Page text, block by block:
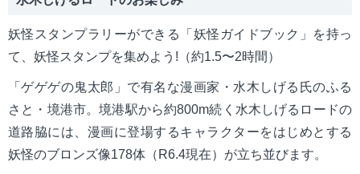
妖怪スタンプラリーができる「妖怪ガイドブック」を持っ
て、妖怪スタンプを集めよう!（約1.5〜2時間）
「ゲゲゲの鬼太郎」で有名な漫画家・水木しげる氏のふる
さと・境港市。境港駅から約800m続く水木しげるロードの
道路脇には、漫画に登場するキャラクターをはじめとする
妖怪のブロンズ像178体（R6.4現在）が立ち並びます。